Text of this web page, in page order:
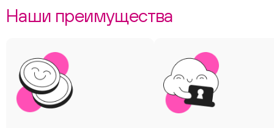
Наши преимущества